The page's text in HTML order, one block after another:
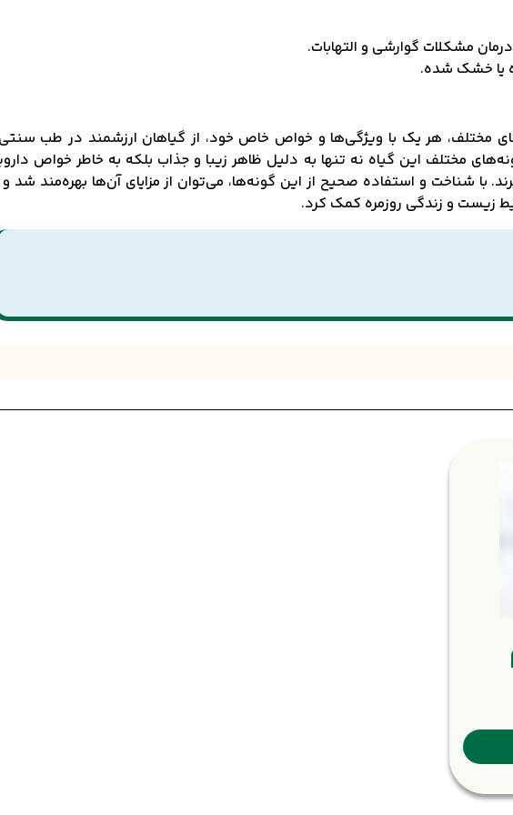
مشکلات گوارشی و التهابات.
یا خشک شده.
مختلف، هر یک با ویژگی‌ها و خواص خاص خود، از گیاهان ارزشمند در طب
مختلف این گیاه نه تنها به دلیل ظاهر زیبا و جذاب بلکه به خاطر خواص
با شناخت و استفاده صحیح از این گونه‌ها، می‌توان از مزایای آن‌ها بهره‌مند شد و
زیست و زندگی روزمره کمک کرد.